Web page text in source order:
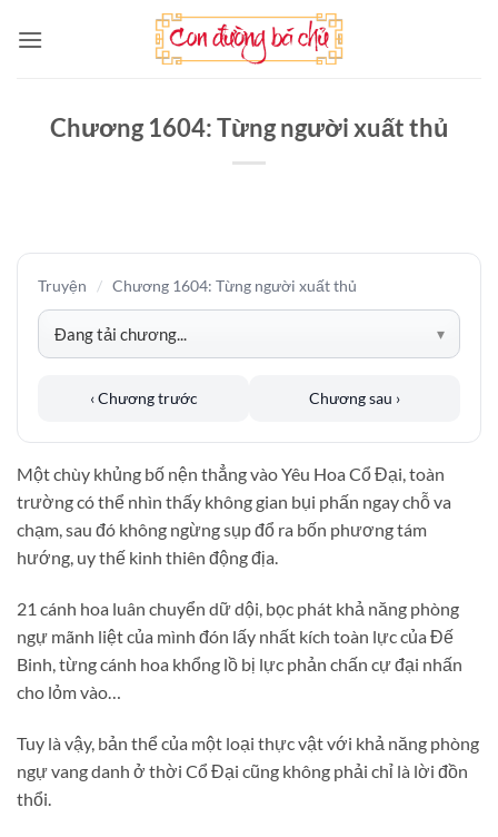
qua
Chương 1604: Từng người xuất thủ
Truyện / Chương 1604: Từng người xuất thủ
‹ Chương trước Chương sau ›
Một chùy khủng bố nện thẳng vào Yêu Hoa Cổ Đại, toàn
trường có thể nhìn thấy không gian bụi phấn ngay chỗ va
chạm, sau đó không ngừng sụp đổ ra bốn phương tám
hướng, uy thế kinh thiên động địa.
21 cánh hoa luân chuyển dữ dội, bọc phát khả năng phòng
ngự mãnh liệt của mình đón lấy nhất kích toàn lực của Đế
Binh, từng cánh hoa khổng lồ bị lực phản chấn cự đại nhấn
cho lỏm vào…
Tuy là vậy, bản thể của một loại thực vật với khả năng phòng
ngự vang danh ở thời Cổ Đại cũng không phải chỉ là lời đồn
thổi.